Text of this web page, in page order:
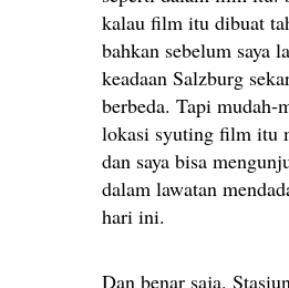
kalau film itu dibuat
bahkan sebelum saya
keadaan Salzburg
berbeda. Tapi mudah-
lokasi syuting film itu
dan saya bisa
dalam lawatan
hari ini.
Dan benar saja.